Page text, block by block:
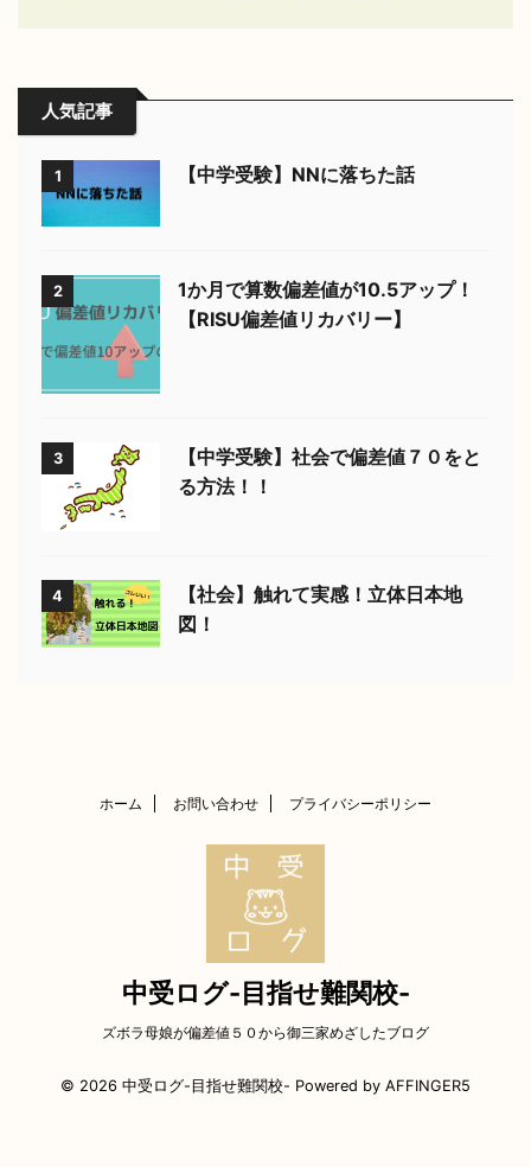
人気記事
1 【中学受験】NNに落ちた話
2
1か月で算数偏差値が10.5アップ！
【RISU偏差値リカバリー】
3
【中学受験】社会で偏差値７０をと
る方法！！
4
【社会】触れて実感！立体日本地
図！
ホーム お問い合わせ プライバシーポリシー
中受ログ-目指せ難関校-
ズボラ母娘が偏差値５０から御三家めざしたブログ
© 2026 中受ログ-目指せ難関校- Powered by AFFINGER5